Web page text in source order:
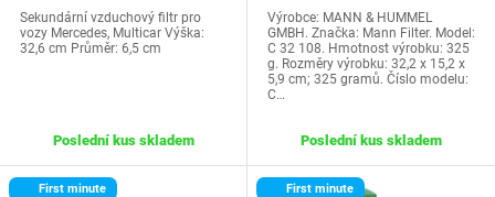
Sekundární vzduchový filtr pro
vozy Mercedes, Multicar Výška:
32,6 cm Průměr: 6,5 cm
Poslední kus skladem
Výrobce: MANN & HUMMEL
GMBH. Značka: Mann Filter. Model:
C 32 108. Hmotnost výrobku: 325
g. Rozměry výrobku: 32,2 x 15,2 x
5,9 cm; 325 gramů. Číslo modelu:
C…
Poslední kus skladem
First minute First minute